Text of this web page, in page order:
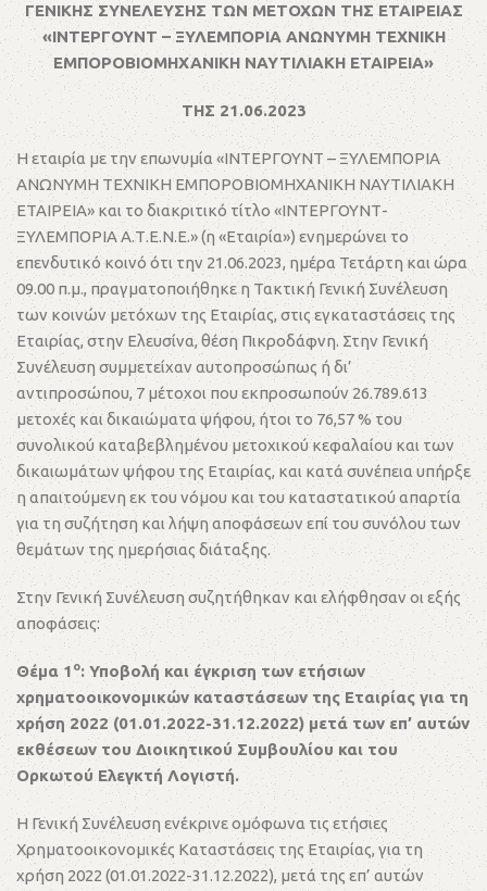
ΓΕΝΙΚΗΣ ΣΥΝΕΛΕΥΣΗΣ ΤΩΝ ΜΕΤΟΧΩΝ ΤΗΣ ΕΤΑΙΡEΙΑΣ
«ΙΝΤΕΡΓΟΥΝΤ – ΞΥΛΕΜΠΟΡΙΑ ΑΝΩΝΥΜΗ ΤΕΧΝΙΚΗ
ΕΜΠΟΡΟΒΙΟΜΗΧΑΝΙΚΗ ΝΑΥΤΙΛΙΑΚΗ ΕΤΑΙΡΕΙΑ»
ΤΗΣ 21.06.2023
Η εταιρία με την επωνυμία «ΙΝΤΕΡΓΟΥΝΤ – ΞΥΛΕΜΠΟΡΙΑ
ΑΝΩΝΥΜΗ ΤΕΧΝΙΚΗ ΕΜΠΟΡΟΒΙΟΜΗΧΑΝΙΚΗ ΝΑΥΤΙΛΙΑΚΗ
ΕΤΑΙΡΕΙΑ» και το διακριτικό τίτλο «ΙΝΤΕΡΓΟΥΝΤ-
ΞΥΛΕΜΠΟΡΙΑ Α.Τ.Ε.Ν.Ε.» (η «Εταιρία») ενημερώνει το
επενδυτικό κοινό ότι την 21.06.2023, ημέρα Τετάρτη και ώρα
09.00 π.μ., πραγματοποιήθηκε η Τακτική Γενική Συνέλευση
των κοινών μετόχων της Εταιρίας, στις εγκαταστάσεις της
Εταιρίας, στην Ελευσίνα, θέση Πικροδάφνη. Στην Γενική
Συνέλευση συμμετείχαν αυτοπροσώπως ή δι’
αντιπροσώπου, 7 μέτοχοι που εκπροσωπούν 26.789.613
μετοχές και δικαιώματα ψήφου, ήτοι το 76,57 % του
συνολικού καταβεβλημένου μετοχικού κεφαλαίου και των
δικαιωμάτων ψήφου της Εταιρίας, και κατά συνέπεια υπήρξε
η απαιτούμενη εκ του νόμου και του καταστατικού απαρτία
για τη συζήτηση και λήψη αποφάσεων επί του συνόλου των
θεμάτων της ημερήσιας διάταξης.
Στην Γενική Συνέλευση συζητήθηκαν και ελήφθησαν οι εξής
αποφάσεις:
Θέμα 1 ο: Υποβολή και έγκριση των ετήσιων
χρηματοοικονομικών καταστάσεων της Εταιρίας για τη
χρήση 2022 (01.01.2022-31.12.2022) μετά των επ’ αυτών
εκθέσεων του Διοικητικού Συμβουλίου και του
Ορκωτού Ελεγκτή Λογιστή.
Η Γενική Συνέλευση ενέκρινε ομόφωνα τις ετήσιες
Χρηματοοικονομικές Καταστάσεις της Εταιρίας, για τη
χρήση 2022 (01.01.2022-31.12.2022), μετά της επ’ αυτών